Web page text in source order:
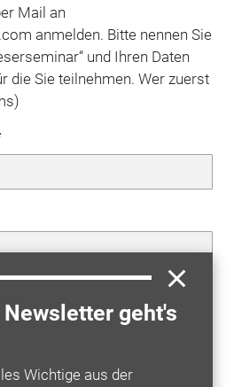
geht's
Wichtige aus der
Mail an
anmelden. Bitte nennen Sie
und Ihren Daten
die Sie teilnehmen. Wer zuerst